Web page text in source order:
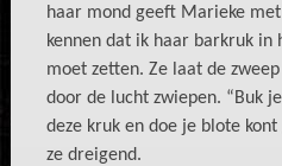
haar mond geeft Marieke
kennen dat ik haar barkruk in
moet zetten. Ze laat de
door de lucht zwiepen. “Buk
deze kruk en doe je blote
ze dreigend.